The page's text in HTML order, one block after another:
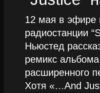
12 мая в эфире
радиостанции
Ньюстед
ремикс
расширенного
Хотя «…And